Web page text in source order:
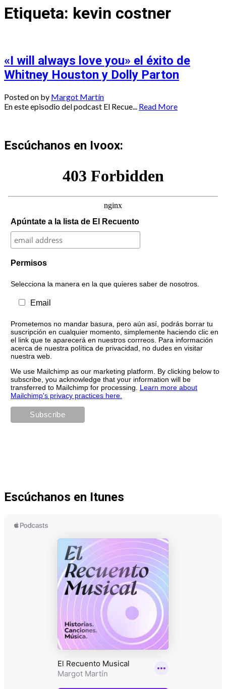
Etiqueta: kevin costner
«I will always love you» el éxito de
Whitney Houston y Dolly Parton
Posted on by Margot Martín
En este episodio del podcast El Recue...
Read More
Escúchanos en Ivoox:
Apúntate a la lista de El Recuento
Permisos
Selecciona la manera en la que quieres saber de nosotros.
Email
Prometemos no mandar basura, pero aún así, podrás borrar tu
suscripción en cualquier momento, simplemente haciendo clic en
el link que te aparecerá en nuestros corrreos. Para información
acerca de nuestra política de privacidad, no dudes en visitar
nuestra web.
We use Mailchimp as our marketing platform. By clicking below to
subscribe, you acknowledge that your information will be
transferred to Mailchimp for processing. Learn more about
Mailchimp's privacy practices here.
Escúchanos en Itunes